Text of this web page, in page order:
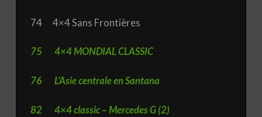
74 4×4 Sans Frontières
75 4×4 MONDIAL CLASSIC
76 L’Asie centrale en Santana
82 4×4 classic – Mercedes G (2)